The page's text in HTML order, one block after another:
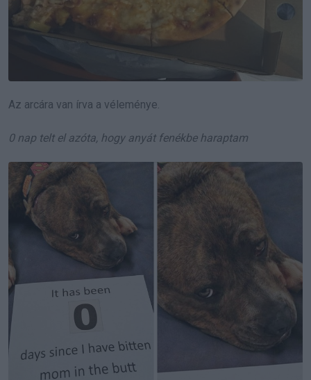
Az arcára van írva a véleménye.
0 nap telt el azóta, hogy anyát fenékbe haraptam